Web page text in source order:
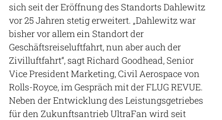
sich seit der Eröffnung des Standorts Dahlewitz
vor 25 Jahren stetig erweitert. „Dahlewitz war
bisher vor allem ein Standort der
Geschäftsreiseluftfahrt, nun aber auch der
Zivilluftfahrt“, sagt Richard Goodhead, Senior
Vice President Marketing, Civil Aerospace von
Rolls-Royce, im Gespräch mit der FLUG REVUE.
Neben der Entwicklung des Leistungsgetriebes
für den Zukunftsantrieb UltraFan wird seit